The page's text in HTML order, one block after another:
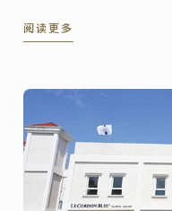
Joel Robuchon、81/2
阅读更多